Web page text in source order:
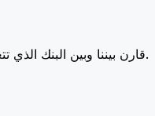
قارن بيننا وبين البنكأسعارنا على البنوك الكبرى، مما يزيد من قيمة تحويلك.